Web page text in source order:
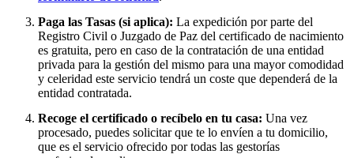
Paga las Tasas (si aplica): La expedición por parte del
Registro Civil o Juzgado de Paz del certificado de nacimiento
es gratuita, pero en caso de la contratación de una entidad
privada para la gestión del mismo para una mayor comodidad
y celeridad este servicio tendrá un coste que dependerá de la
entidad contratada.
Recoge el certificado o recíbelo en tu casa: Una vez
procesado, puedes solicitar que te lo envíen a tu domicilio,
que es el servicio ofrecido por todas las gestorías